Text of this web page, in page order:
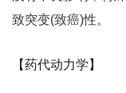
致突变(致癌)性。
【药代动力学】